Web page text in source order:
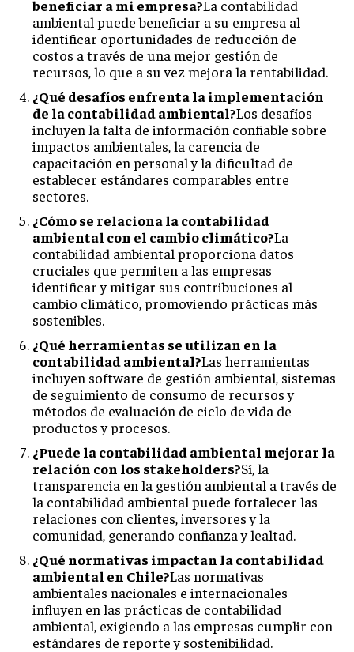
beneficiar a mi empresa?La contabilidad
ambiental puede beneficiar a su empresa al
identificar oportunidades de reducción de
costos a través de una mejor gestión de
recursos, lo que a su vez mejora la rentabilidad.
¿Qué desafíos enfrenta la implementación
de la contabilidad ambiental?Los desafíos
incluyen la falta de información confiable sobre
impactos ambientales, la carencia de
capacitación en personal y la dificultad de
establecer estándares comparables entre
sectores.
¿Cómo se relaciona la contabilidad
ambiental con el cambio climático?La
contabilidad ambiental proporciona datos
cruciales que permiten a las empresas
identificar y mitigar sus contribuciones al
cambio climático, promoviendo prácticas más
sostenibles.
¿Qué herramientas se utilizan en la
contabilidad ambiental?Las herramientas
incluyen software de gestión ambiental, sistemas
de seguimiento de consumo de recursos y
métodos de evaluación de ciclo de vida de
productos y procesos.
¿Puede la contabilidad ambiental mejorar la
relación con los stakeholders?Sí, la
transparencia en la gestión ambiental a través de
la contabilidad ambiental puede fortalecer las
relaciones con clientes, inversores y la
comunidad, generando confianza y lealtad.
¿Qué normativas impactan la contabilidad
ambiental en Chile?Las normativas
ambientales nacionales e internacionales
influyen en las prácticas de contabilidad
ambiental, exigiendo a las empresas cumplir con
estándares de reporte y sostenibilidad.